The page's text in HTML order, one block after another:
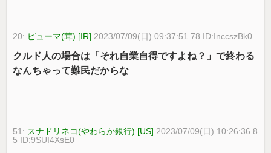
20: ピューマ(茸) [IR] 2023/07/09(日) 09:37:51.78 ID:InccszBk0
クルド人の場合は「それ自業自得ですよね？」で終わる
なんちゃって難民だからな
51: スナドリネコ(やわらか銀行) [US] 2023/07/09(日) 10:26:36.8
5 ID:9SUI4XsE0